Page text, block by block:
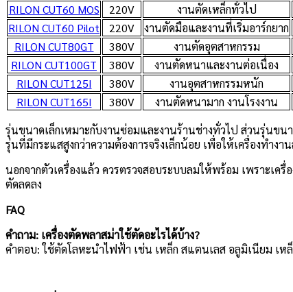
RILON CUT60 MOS
220V งานตัดเหล็กทั่วไป
RILON CUT60 Pilot
220V งานตัดมือและงานที่เริ่มอาร์กยาก
RILON CUT80GT
380V งานตัดอุตสาหกรรม
RILON CUT100GT
380V งานตัดหนาและงานต่อเนื่อง
RILON CUT125I
380V งานอุตสาหกรรมหนัก
RILON CUT165I
380V งานตัดหนามาก งานโรงงาน
รุ่นขนาดเล็กเหมาะกับงานซ่อมและงานร้านช่างทั่วไป ส่วนรุ่นขน
รุ่นที่มีกระแสสูงกว่าความต้องการจริงเล็กน้อย เพื่อให้เครื่องทำงา
นอกจากตัวเครื่องแล้ว ควรตรวจสอบระบบลมให้พร้อม เพราะเ
ตัดลดลง
FAQ
คำถาม: เครื่องตัดพลาสม่าใช้ตัดอะไรได้บ้าง?
คำตอบ: ใช้ตัดโลหะนำไฟฟ้า เช่น เหล็ก สแตนเลส อลูมิเนียม เ